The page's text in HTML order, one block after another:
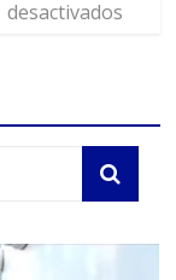
desactivados